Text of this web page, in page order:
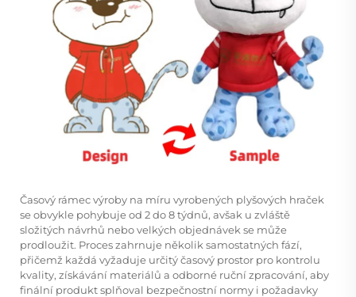
Časový rámec výroby na míru vyrobených plyšových hraček
se obvykle pohybuje od 2 do 8 týdnů, avšak u zvláště
složitých návrhů nebo velkých objednávek se může
prodloužit. Proces zahrnuje několik samostatných fází,
přičemž každá vyžaduje určitý časový prostor pro kontrolu
kvality, získávání materiálů a odborné ruční zpracování, aby
finální produkt splňoval bezpečnostní normy i požadavky